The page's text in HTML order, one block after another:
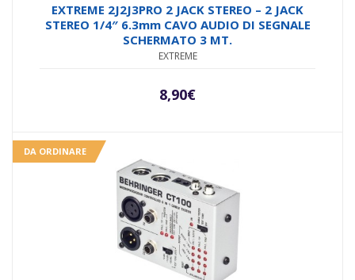
EXTREME 2J2J3PRO 2 JACK STEREO – 2 JACK
STEREO 1/4″ 6.3mm CAVO AUDIO DI SEGNALE
SCHERMATO 3 MT.
EXTREME
8,90€
DA ORDINARE